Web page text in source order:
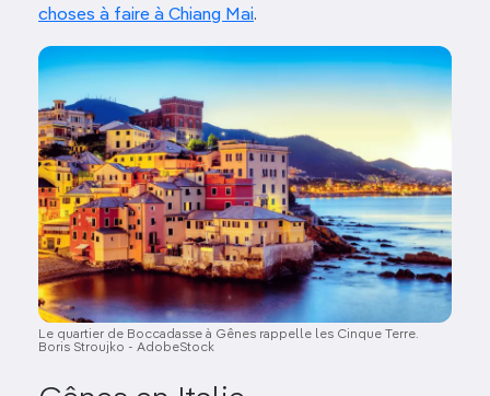
choses à faire à Chiang Mai.
Image
Le quartier de Boccadasse à Gênes rappelle les Cinque Terre.
Boris Stroujko - AdobeStock